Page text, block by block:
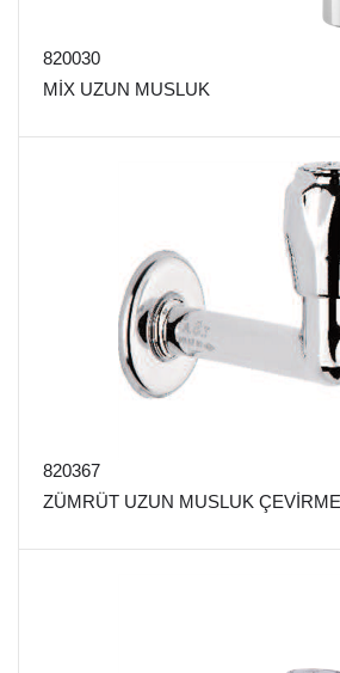
820030
MİX UZUN MUSLUK
820367
ZÜMRÜT UZUN MUSLUK